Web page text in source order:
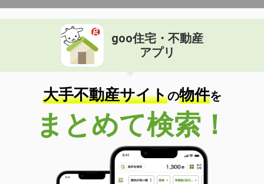
goo住宅・不動産
アプリ
大手不動産サイトの物件を
まとめて検索！